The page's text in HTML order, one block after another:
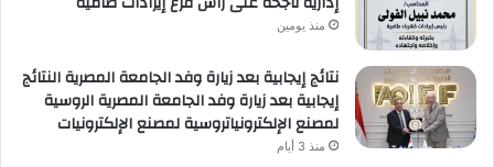
منذ يومين
نتائج إيجابية بعد زيارة وفد الجامعة المصرية النتائج
إيجابية بعد زيارة وفد الجامعة المصرية الروسية
لمصنع الإلكترونياتروسية لمصنع الإلكترونيات
منذ 3 أيام